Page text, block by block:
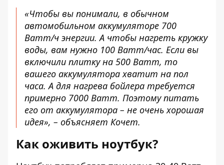
«Чтобы вы понимали, в обычном
автомобильном аккумуляторе 700
Ватт/ч энергии. А чтобы нагреть кружку
воды, вам нужно 100 Ватт/час. Если вы
включили плитку на 500 Ватт, то
вашего аккумулятора хватит на пол
часа. А для нагрева бойлера требуется
примерно 7000 Ватт. Поэтому питать
его от аккумулятора – не очень хорошая
идея», – объясняет Кочет.
Как оживить ноутбук?